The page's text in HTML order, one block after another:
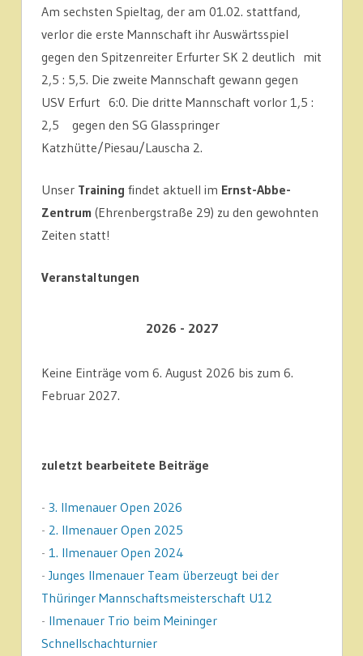
Am sechsten Spieltag, der am 01.02. stattfand,
verlor die erste Mannschaft ihr Auswärtsspiel
gegen den Spitzenreiter Erfurter SK 2 deutlich mit
2,5 : 5,5. Die zweite Mannschaft gewann gegen
USV Erfurt 6:0. Die dritte Mannschaft vorlor 1,5 :
2,5 gegen den SG Glasspringer
Katzhütte/Piesau/Lauscha 2.
Unser Training findet aktuell im Ernst-Abbe-
Zentrum (Ehrenbergstraße 29) zu den gewohnten
Zeiten statt!
Veranstaltungen
2026 - 2027
Keine Einträge vom 6. August 2026 bis zum 6.
Februar 2027.
zuletzt bearbeitete Beiträge
- 3. Ilmenauer Open 2026
- 2. Ilmenauer Open 2025
- 1. Ilmenauer Open 2024
- Junges Ilmenauer Team überzeugt bei der
Thüringer Mannschaftsmeisterschaft U12
- Ilmenauer Trio beim Meininger
Schnellschachturnier